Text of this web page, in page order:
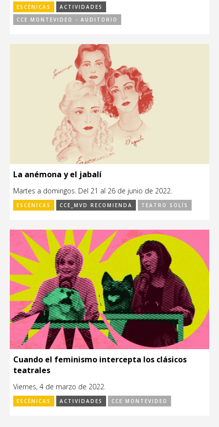
ESCÉNICAS
ACTIVIDADES
CCE MONTEVIDEO - AUDITORIO
La anémona y el jabalí
Martes a domingos. Del 21 al 26 de junio de 2022.
ESCÉNICAS CCE_MVD RECOMIENDA TEATRO SOLÍS
Cuando el feminismo intercepta los clásicos
teatrales
Viernes, 4 de marzo de 2022.
ESCÉNICAS ACTIVIDADES CCE MONTEVIDEO